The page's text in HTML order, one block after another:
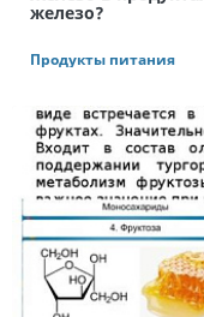
железо?
Продукты питания